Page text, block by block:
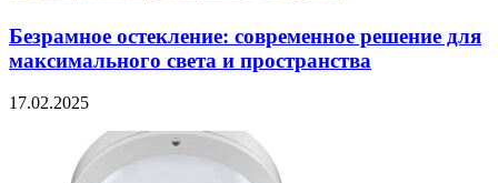
Безрамное остекление: современное решение для
максимального света и пространства
17.02.2025